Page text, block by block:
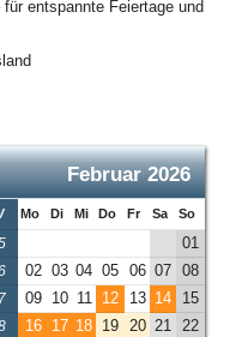
entspannte Feiertage und
Februar 2026
Mo Di Mi Do Fr Sa So
01
02 03 04 05 06 07 08
09 10 11 12 13 14 15
16 17 18 19 20 21 22